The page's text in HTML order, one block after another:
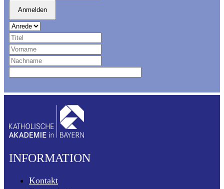
Anmelden
INFORMATION
Kontakt